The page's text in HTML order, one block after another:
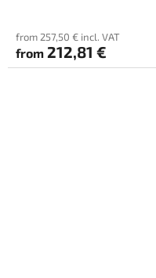
from 257,50 € incl. VAT
from 212,81 €